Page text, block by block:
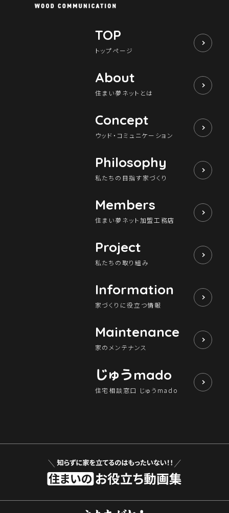
TOP
トップページ
About
住まい夢ネットとは
Concept
ウッド・コミュニケーション
Philosophy
私たちの目指す家づくり
Members
住まい夢ネット加盟工務店
Project
私たちの取り組み
Information
家づくりに役立つ情報
Maintenance
家のメンテナンス
じゅうmado
住宅相談窓口 じゅうmado